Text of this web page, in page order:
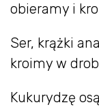
obieramy i
Ser, krążki
kroimy w
Kukurydzę